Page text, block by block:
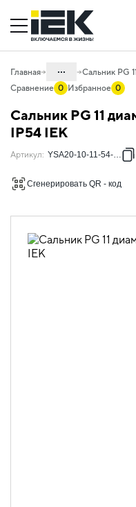
Главная ...
04. Щитовое
04.10
внутрищитового
04.10.05 Сальники и
влагозащищенные
Сравнение 0 Избранное 0
Сальник PG 11
IP54 IEK
Артикул: YSA20-10-11-54-K41
Сгенерировать QR - код